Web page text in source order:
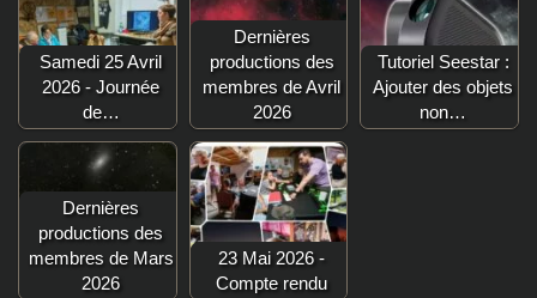
Samedi 25 Avril
2026 - Journée
de…
Dernières
productions des
membres de Avril
2026
Tutoriel Seestar :
Ajouter des objets
non…
Dernières
productions des
membres de Mars
2026
23 Mai 2026 -
Compte rendu